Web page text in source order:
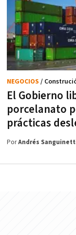
El Gobierno
porcelanato
prácticas
NEGOCIOS /
PorAndrés